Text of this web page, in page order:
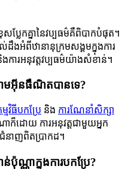
ប្លែកគ្នានៃវប្បធម៌គឺពិបាកបំផុត។
ដឹងអំពីឋានានុក្រមសង្គមក្នុងការ
ការអនុវត្តវប្បធម៌យ៉ាងសំខាន់។
តាមអ៊ីនធឺណិតបានទេ?
មវិធីបកប្រែ និង ការណែនាំសិក្សា
ដោយ ការអនុវត្តជាមួយអ្នក
នាញពិតប្រាកដ។
ណ្ណាក្នុងការបកប្រែ?